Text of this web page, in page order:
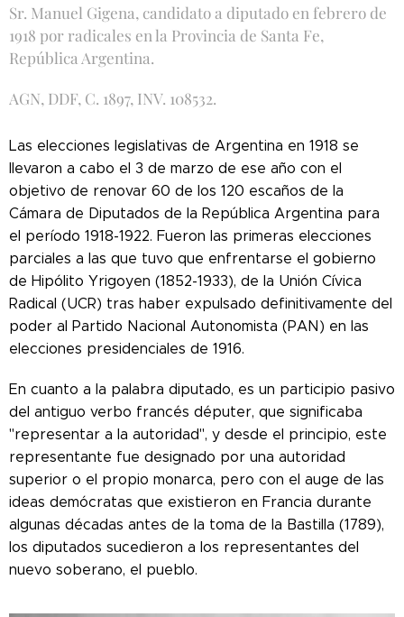
Sr. Manuel Gigena, candidato a diputado en febrero de
1918 por radicales en la Provincia de Santa Fe,
República Argentina.
AGN, DDF, C. 1897, INV. 108532.
Las elecciones legislativas de Argentina en 1918 se
llevaron a cabo el 3 de marzo de ese año con el
objetivo de renovar 60 de los 120 escaños de la
Cámara de Diputados de la República Argentina para
el período 1918-1922. Fueron las primeras elecciones
parciales a las que tuvo que enfrentarse el gobierno
de Hipólito Yrigoyen (1852-1933), de la Unión Cívica
Radical (UCR) tras haber expulsado definitivamente del
poder al Partido Nacional Autonomista (PAN) en las
elecciones presidenciales de 1916.
En cuanto a la palabra diputado, es un participio pasivo
del antiguo verbo francés députer, que significaba
"representar a la autoridad", y desde el principio, este
representante fue designado por una autoridad
superior o el propio monarca, pero con el auge de las
ideas demócratas que existieron en Francia durante
algunas décadas antes de la toma de la Bastilla (1789),
los diputados sucedieron a los representantes del
nuevo soberano, el pueblo.